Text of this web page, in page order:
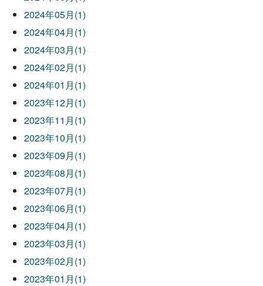
2024年05月(1)
2024年04月(1)
2024年03月(1)
2024年02月(1)
2024年01月(1)
2023年12月(1)
2023年11月(1)
2023年10月(1)
2023年09月(1)
2023年08月(1)
2023年07月(1)
2023年06月(1)
2023年04月(1)
2023年03月(1)
2023年02月(1)
2023年01月(1)